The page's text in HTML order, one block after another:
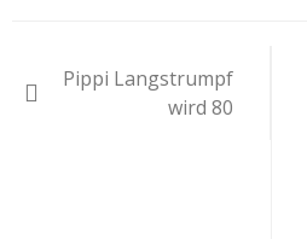
Pippi Langstrumpf
wird 80